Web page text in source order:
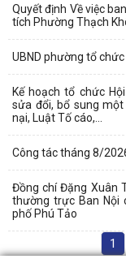
Quyết định Về việc
tích Phường Thạch
UBND phường tổ
Kế hoạch tổ chức
sửa đổi, bổ sung một
nại, Luật Tố cáo,...
Công tác tháng 8/
Đồng chí Đặng Xuân
thường trực Ban Nội
phố Phú Tảo
1